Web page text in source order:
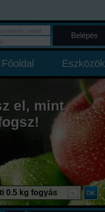
Belépés
Főoldal Eszközök
el, mint
0.5 kg fogyás